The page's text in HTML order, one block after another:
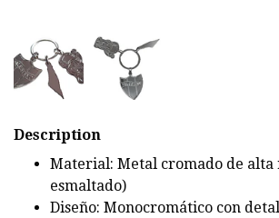
Description
Material: Metal cromado de alta
esmaltado)
Diseño: Monocromático con